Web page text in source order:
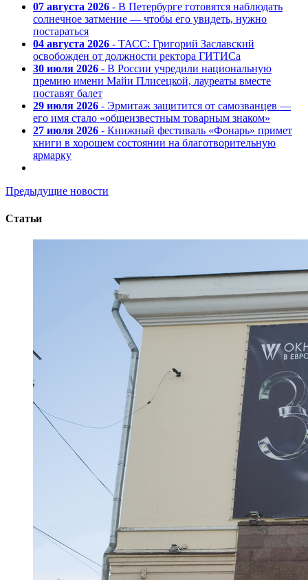
07 августа 2026 - В Петербурге готовятся наблюдать
солнечное затмение — чтобы его увидеть, нужно
постараться
04 августа 2026 - ТАСС: Григорий Заславский
освобожден от должности ректора ГИТИСа
30 июля 2026 - В России учредили национальную
премию имени Майи Плисецкой, лауреаты вместе
поставят балет
29 июля 2026 - Эрмитаж защитится от самозванцев —
его имя стало «общеизвестным товарным знаком»
27 июля 2026 - Книжный фестиваль «Фонарь» примет
книги в хорошем состоянии на благотворительную
ярмарку
Предыдущие новости
Статьи